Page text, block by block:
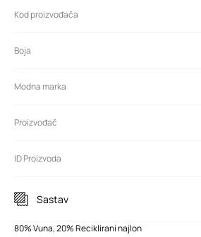
Kod proizvođača
Boja
Modna marka
Proizvođač
ID Proizvoda
Sastav
80% Vuna, 20% Reciklirani najlon